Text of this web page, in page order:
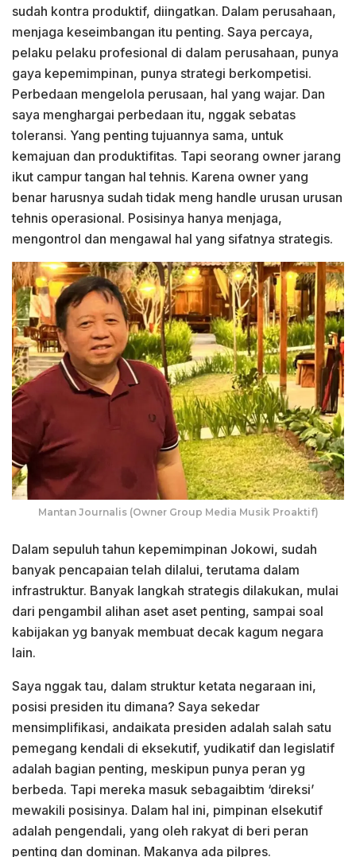
sudah kontra produktif, diingatkan. Dalam perusahaan,
menjaga keseimbangan itu penting. Saya percaya,
pelaku pelaku profesional di dalam perusahaan, punya
gaya kepemimpinan, punya strategi berkompetisi.
Perbedaan mengelola perusaan, hal yang wajar. Dan
saya menghargai perbedaan itu, nggak sebatas
toleransi. Yang penting tujuannya sama, untuk
kemajuan dan produktifitas. Tapi seorang owner jarang
ikut campur tangan hal tehnis. Karena owner yang
benar harusnya sudah tidak meng handle urusan urusan
tehnis operasional. Posisinya hanya menjaga,
mengontrol dan mengawal hal yang sifatnya strategis.
Mantan Journalis (Owner Group Media Musik Proaktif)
Dalam sepuluh tahun kepemimpinan Jokowi, sudah
banyak pencapaian telah dilalui, terutama dalam
infrastruktur. Banyak langkah strategis dilakukan, mulai
dari pengambil alihan aset aset penting, sampai soal
kabijakan yg banyak membuat decak kagum negara
lain.
Saya nggak tau, dalam struktur ketata negaraan ini,
posisi presiden itu dimana? Saya sekedar
mensimplifikasi, andaikata presiden adalah salah satu
pemegang kendali di eksekutif, yudikatif dan legislatif
adalah bagian penting, meskipun punya peran yg
berbeda. Tapi mereka masuk sebagaibtim ‘direksi’
mewakili posisinya. Dalam hal ini, pimpinan elsekutif
adalah pengendali, yang oleh rakyat di beri peran
penting dan dominan. Makanya ada pilpres.